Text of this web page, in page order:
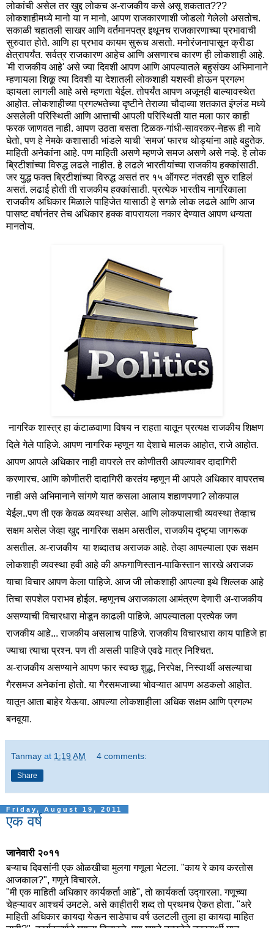
लोकांची असेल तर खुद्द लोकच अ-राजकीय कसे असू शकतात???
लोकशाहीमध्ये मानो या न मानो, आपण राजकारणाशी जोडलो गेलेलो असतोच.
सकाळी चहातली साखर आणि वर्तमानपत्र इथूनच राजकारणाच्या प्रभावाची
सुरुवात होते. आणि हा प्रभाव कायम सुरूच असतो. मनोरंजनापासून क्रीडा
क्षेत्रापर्यंत. सर्वत्र राजकारण आहेच आणि असणारच कारण ही लोकशाही आहे.
'मी राजकीय आहे' असे ज्या दिवशी आपण आणि आपल्यातले बहुसंख्य अभिमानाने
म्हणायला शिकू त्या दिवशी या देशातली लोकशाही यशस्वी होऊन प्रगल्भ
व्हायला लागली आहे असे म्हणता येईल. तोपर्यंत आपण अजूनही बाल्यावस्थेत
आहोत. लोकशाहीच्या प्रगल्भतेच्या दृष्टीने तेराव्या चौदाव्या शतकात इंग्लंड मध्ये
असलेली परिस्थिती आणि आत्ताची आपली परिस्थिती यात मला फार काही
फरक जाणवत नाही. आपण उठता बसता टिळक-गांधी-सावरकर-नेहरू ही नावे
घेतो, पण हे नेमके कशासाठी भांडले याची 'समज' फारच थोड्यांना आहे बहुतेक.
माहिती अनेकांना आहे. पण माहिती असणे म्हणजे समज असणे असे नव्हे. हे लोक
ब्रिटीशांच्या विरुद्ध लढले नाहीत. हे लढले भारतीयांच्या राजकीय हक्कांसाठी.
जर युद्ध फक्त ब्रिटीशांच्या विरुद्ध असतं तर १५ ऑगस्ट नंतरही सुरु राहिलं
असतं. लढाई होती ती राजकीय हक्कांसाठी. प्रत्येक भारतीय नागरिकाला
राजकीय अधिकार मिळाले पाहिजेत यासाठी हे सगळे लोक लढले आणि आज
पासष्ट वर्षानंतर तेच अधिकार हक्क वापरायला नकार देण्यात आपण धन्यता
मानतोय.
नागरिक शास्त्र हा कंटाळवाणा विषय न राहता यातून प्रत्यक्ष राजकीय शिक्षण
दिले गेले पाहिजे. आपण नागरिक म्हणून या देशाचे मालक आहोत, राजे आहोत.
आपण आपले अधिकार नाही वापरले तर कोणीतरी आपल्यावर दादागिरी
करणारच. आणि कोणीतरी दादागिरी करतंय म्हणून मी आपले अधिकार वापरतच
नाही असे अभिमानाने सांगणे यात कसला आलाय शहाणपणा? लोकपाल
येईल..पण ती एक केवळ व्यवस्था असेल. आणि लोकपालाची व्यवस्था तेव्हाच
सक्षम असेल जेव्हा खुद्द नागरिक सक्षम असतील, राजकीय दृष्ट्या जागरूक
असतील. अ-राजकीय या शब्दातच अराजक आहे. तेव्हा आपल्याला एक सक्षम
लोकशाही व्यवस्था हवी आहे की अफगाणिस्तान-पाकिस्तान सारखे अराजक
याचा विचार आपण केला पाहिजे. आज जी लोकशाही आपल्या इथे शिल्लक आहे
तिचा सपशेल पराभव होईल. म्हणूनच अराजकाला आमंत्रण देणारी अ-राजकीय
असण्याची विचारधारा मोडून काढली पाहिजे. आपल्यातला प्रत्येक जण
राजकीय आहे... राजकीय असलाच पाहिजे. राजकीय विचारधारा काय पाहिजे हा
ज्याचा त्याचा प्रश्न. पण ती असली पाहिजे एवढे मात्र निश्चित.
अ-राजकीय असण्याने आपण फार स्वच्छ शुद्ध, निरपेक्ष, निस्वार्थी असल्याचा
गैरसमज अनेकांना होतो. या गैरसमजाच्या भोवऱ्यात आपण अडकलो आहोत.
यातून आता बाहेर येऊया. आपल्या लोकशाहीला अधिक सक्षम आणि प्रगल्भ
बनवूया.
Tanmay at 1:19 AM 4 comments:
Share
Friday, August 19, 2011
एक वर्ष
जानेवारी २०११
बऱ्याच दिवसांनी एक ओळखीचा मुलगा गणूला भेटला. "काय रे काय करतोस
आजकाल?", गणूने विचारले.
"मी एक माहिती अधिकार कार्यकर्ता आहे", तो कार्यकर्ता उद्गारला. गणूच्या
चेहऱ्यावर आश्चर्य उमटले. असे काहीतरी शब्द तो प्रथमच ऐकत होता. "अरे
माहिती अधिकार कायदा येऊन साडेपाच वर्ष उलटली तुला हा कायदा माहित